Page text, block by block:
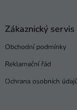
Zákaznický servis
Obchodní podmínky
Reklamační řád
Ochrana osobních